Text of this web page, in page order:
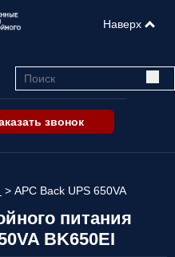
звонок
> APC Back UPS 650VA
питания
BK650EI
Наверх